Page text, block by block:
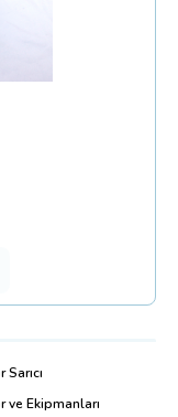
ve Ekipmanları